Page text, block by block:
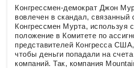
Конгрессмен-демократ Джон
вовлечен в скандал, связанный
Конгрессмен Мурта, используя
положение в Комитете по
представителей Конгресса
чтобы деньги попадали на
компаний. Так, компания